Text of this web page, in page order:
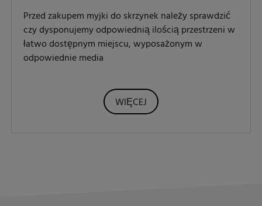
Przed zakupem myjki do skrzynek należy sprawdzić
czy dysponujemy odpowiednią ilością przestrzeni w
łatwo dostępnym miejscu, wyposażonym w
odpowiednie media
WIĘCEJ